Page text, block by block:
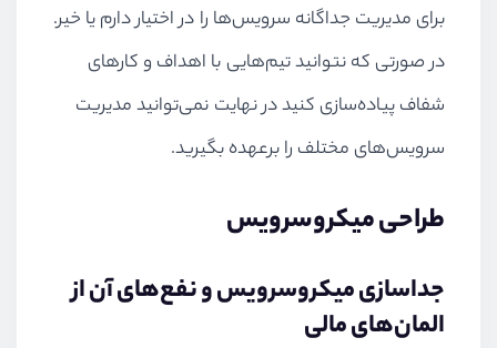
برای مدیریت جداگانه سرویس‌ها را در اختیار دارم یا خیر.
در صورتی که نتوانید تیم‌هایی با اهداف و کارهای
شفاف پیاده‌سازی کنید در نهایت نمی‌توانید مدیریت
سرویس‌های مختلف را برعهده بگیرید.
طراحی میکروسرویس
جداسازی میکروسرویس و نفع‌های آن از
المان‌های مالی